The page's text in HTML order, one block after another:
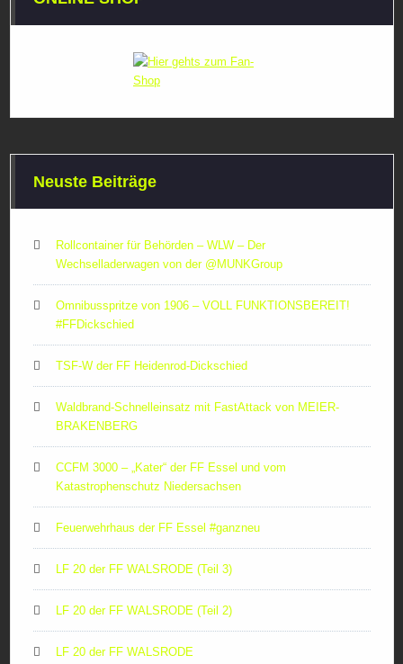
Neuste Beiträge
Rollcontainer für Behörden – WLW – Der
Wechselladerwagen von der ‪@MUNKGroup‬
Omnibusspritze von 1906 – VOLL FUNKTIONSBEREIT!
#FFDickschied
TSF-W der FF Heidenrod-Dickschied
Waldbrand-Schnelleinsatz mit FastAttack von MEIER-
BRAKENBERG
CCFM 3000 – „Kater“ der FF Essel und vom
Katastrophenschutz Niedersachsen
Feuerwehrhaus der FF Essel #ganzneu
LF 20 der FF WALSRODE (Teil 3)
LF 20 der FF WALSRODE (Teil 2)
LF 20 der FF WALSRODE